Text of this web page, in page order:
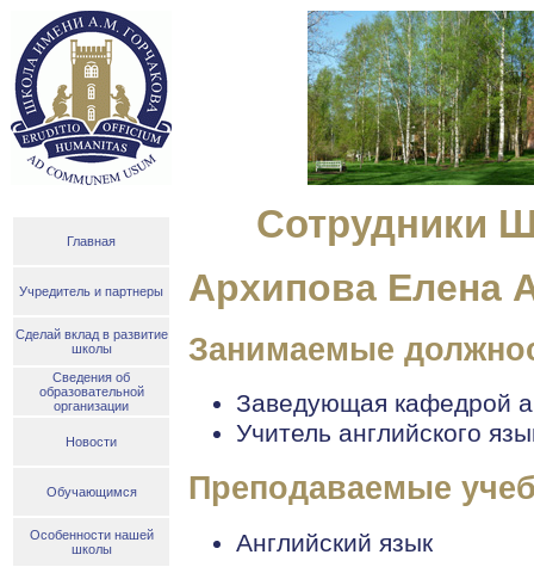
Главная
Учредитель и партнеры
Сделай вклад в развитие
школы
Сведения об
образовательной
организации
Новости
Обучающимся
Особенности нашей
школы
Сотрудники
Архипова Елена
Занимаемые
Заведующая кафедрой
Учитель английского
Преподаваемые
Английский язык